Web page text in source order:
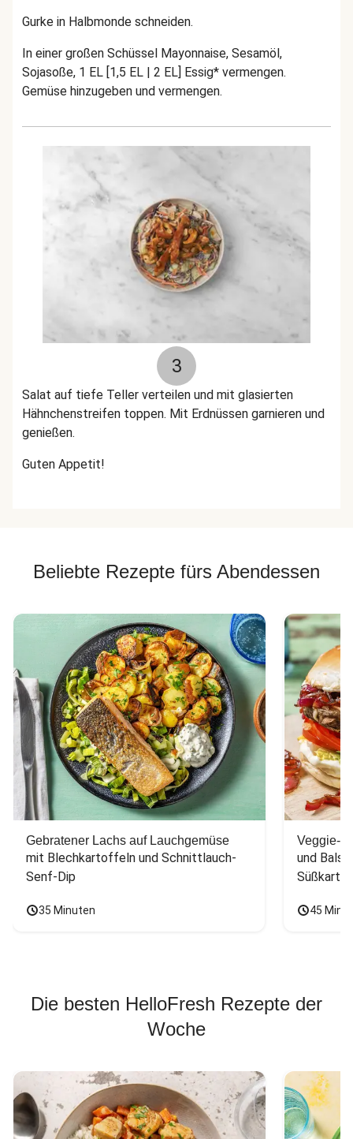
Gurke in Halbmonde schneiden.
In einer großen Schüssel Mayonnaise, Sesamöl,
Sojasoße, 1 EL [1,5 EL | 2 EL] Essig* vermengen.
Gemüse hinzugeben und vermengen.
3
Salat auf tiefe Teller verteilen und mit glasierten
Hähnchenstreifen toppen. Mit Erdnüssen garnieren und
genießen.
Guten Appetit!
Beliebte Rezepte fürs Abendessen
Gebratener Lachs auf Lauchgemüse
mit Blechkartoffeln und Schnittlauch-
Senf-Dip
35 Minuten
Veggie-
und
45
Die besten HelloFresh Rezepte der
Woche